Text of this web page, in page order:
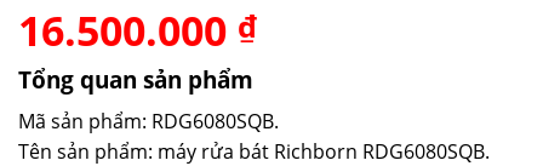
Giá
gốc
là:
32.000.000 ₫.
16.500.000 ₫Giá
là:
16.500.000 ₫.
Tổng quan sản phẩm
Mã sản phẩm: RDG6080SQB.
Tên sản phẩm: máy rửa bát Richborn RDG6080SQB.